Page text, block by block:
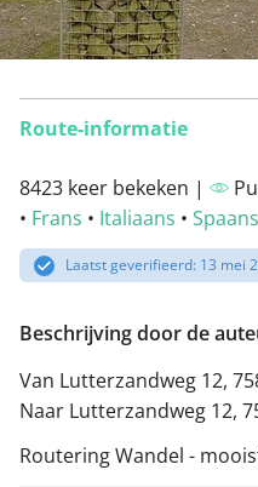
Route-informatie
8423 keer bekeken |
• Frans • Italiaans • Spaans
Laatst geverifieerd: 13 mei
Beschrijving door de
Van Lutterzandweg 12,
Naar Lutterzandweg 12,
Routering Wandel -